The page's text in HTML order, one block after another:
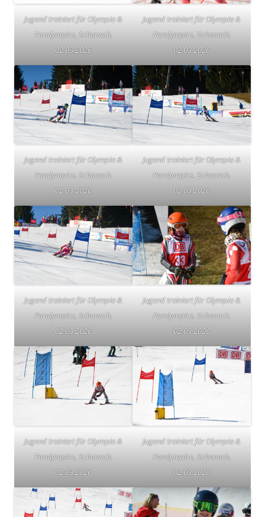
Jugend trainiert für Olympia &
Paralympics, Schonach,
02.03.2026
Jugend trainiert für Olympia &
Paralympics, Schonach,
02.03.2026
Jugend trainiert für Olympia &
Paralympics, Schonach,
02.03.2026
Jugend trainiert für Olympia &
Paralympics, Schonach,
02.03.2026
Jugend trainiert für Olympia &
Paralympics, Schonach,
02.03.2026
Jugend trainiert für Olympia &
Paralympics, Schonach,
02.03.2026
Jugend trainiert für Olympia &
Paralympics, Schonach,
02.03.2026
Jugend trainiert für Olympia &
Paralympics, Schonach,
02.03.2026